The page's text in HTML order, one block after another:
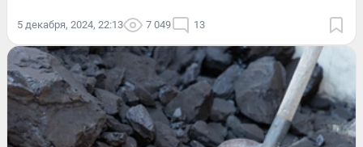
5 декабря, 2024, 22:13 7 049 13